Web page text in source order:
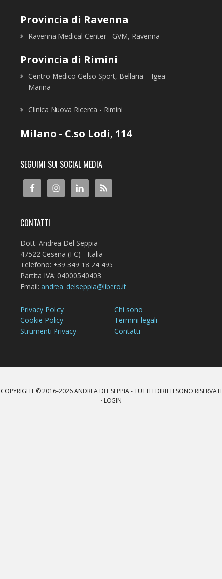
Provincia di Ravenna
Ravenna Medical Center - GVM, Ravenna
Provincia di Rimini
Centro Medico Gelso Sport, Bellaria – Igea
Marina
Clinica Nuova Ricerca - Rimini
Milano - C.so Lodi, 114
SEGUIMI SUI SOCIAL MEDIA
CONTATTI
Dott. Andrea Del Seppia
47522 Cesena (FC) - Italia
Telefono: +39 349 18 24 495
Partita IVA: 04000540403
Email: andrea_delseppia@libero.it
Privacy Policy
Cookie Policy
Strumenti Privacy
Chi sono
Termini legali
Contatti
COPYRIGHT © 2016–2026ANDREA DEL SEPPIA- TUTTI I DIRITTI SONO RISERVATI
· LOGIN